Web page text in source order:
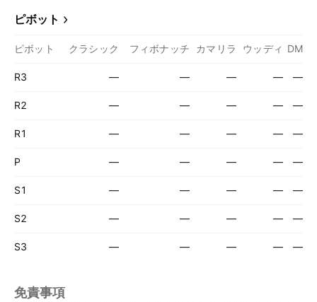
ピボット
ピボット クラシック フィボナッチ カマリラ ウッディ DM
R3 — — — — —
R2 — — — — —
R1 — — — — —
P — — — — —
S1 — — — — —
S2 — — — — —
S3 — — — — —
免責事項